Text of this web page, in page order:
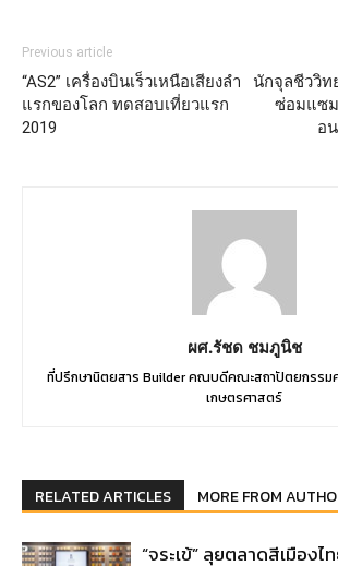
Previous article
“AS2” เครื่องบินเร็วเหนือเสียงลำ
แรกของโลก ทดสอบเที่ยวแรก
2019
นักจุลชีววิท
ซ่อมแซม
อ
ผศ.รัชด ชมภูนิช
ที่ปรึกษานิตยสาร Builder คณบดีคณะสถาปัตยกรรม
เกษตรศาสตร์
RELATED ARTICLES MORE FROM
“จระเข้” ลุยตลาดสีเมือง